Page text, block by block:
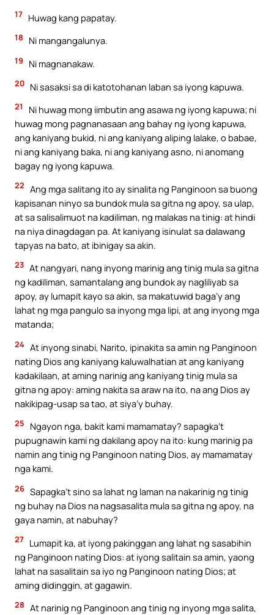
17 Huwag kang papatay.
18 Ni mangangalunya.
19 Ni magnanakaw.
20 Ni sasaksi sa di katotohanan laban sa iyong kapuwa.
21
Ni huwag mong iimbutin ang asawa ng iyong kapuwa; ni
huwag mong pagnanasaan ang bahay ng iyong kapuwa,
ang kaniyang bukid, ni ang kaniyang aliping lalake, o babae,
ni ang kaniyang baka, ni ang kaniyang asno, ni anomang
bagay ng iyong kapuwa.
22 Ang mga salitang ito ay sinalita ng Panginoon sa buong
kapisanan ninyo sa bundok mula sa gitna ng apoy, sa ulap,
at sa salisalimuot na kadiliman, ng malakas na tinig: at hindi
na niya dinagdagan pa. At kaniyang isinulat sa dalawang
tapyas na bato, at ibinigay sa akin.
23 At nangyari, nang inyong marinig ang tinig mula sa gitna
ng kadiliman, samantalang ang bundok ay nagliliyab sa
apoy, ay lumapit kayo sa akin, sa makatuwid baga’y ang
lahat ng mga pangulo sa inyong mga lipi, at ang inyong mga
matanda;
24 At inyong sinabi, Narito, ipinakita sa amin ng Panginoon
nating Dios ang kaniyang kaluwalhatian at ang kaniyang
kadakilaan, at aming narinig ang kaniyang tinig mula sa
gitna ng apoy: aming nakita sa araw na ito, na ang Dios ay
nakikipag-usap sa tao, at siya’y buhay.
25
Ngayon nga, bakit kami mamamatay? sapagka’t
pupugnawin kami ng dakilang apoy na ito: kung marinig pa
namin ang tinig ng Panginoon nating Dios, ay mamamatay
nga kami.
26 Sapagka’t sino sa lahat ng laman na nakarinig ng tinig
ng buhay na Dios na nagsasalita mula sa gitna ng apoy, na
gaya namin, at nabuhay?
27 Lumapit ka, at iyong pakinggan ang lahat ng sasabihin
ng Panginoon nating Dios: at iyong salitain sa amin, yaong
lahat na sasalitain sa iyo ng Panginoon nating Dios; at
aming didinggin, at gagawin.
28 At narinig ng Panginoon ang tinig ng inyong mga salita,